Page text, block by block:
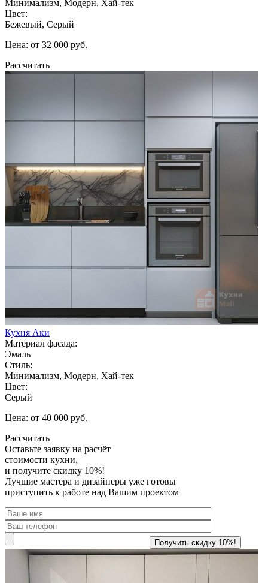
Минимализм, Модерн, Хай-тек
Цвет:
Бежевый, Серый
Цена: от 32 000 руб.
Рассчитать
Кухня Аки
Материал фасада:
Эмаль
Стиль:
Минимализм, Модерн, Хай-тек
Цвет:
Серый
Цена: от 40 000 руб.
Рассчитать
Оставьте заявку на расчёт
стоимости кухни,
и получите скидку 10%!
Лучшие мастера и дизайнеры уже готовы
приступить к работе над Вашим проектом